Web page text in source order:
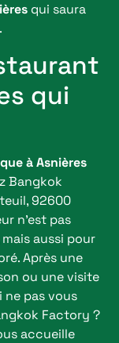
qui saura
qui
à Asnières
Bangkok
92600
n’est pas
aussi pour
Après une
ou une visite
ne pas vous
Factory ?
accueille